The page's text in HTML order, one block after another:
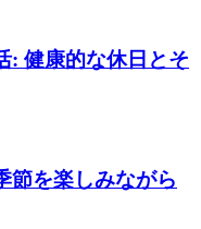
: 健康的な休日とそ
節を楽しみながら